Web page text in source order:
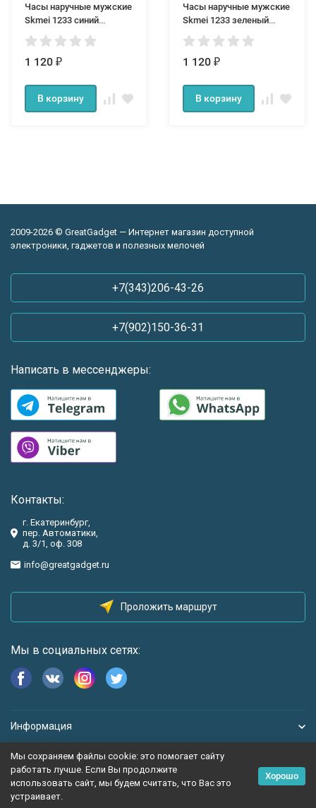
Часы наручные мужские
Skmei 1233 синий
камуфляж
1 120 ₽
В корзину
Часы наручные мужские
Skmei 1233 зеленый
камуфляж
1 120 ₽
В корзину
2009-2026 © GreatGadget — Интернет магазин доступной
электроники, гаджетов и полезных мелочей
+7(343)206-43-26
+7(902)150-36-31
Написать в мессенджеры:
Контакты:
г. Екатеринбург,
пер. Автоматики,
д. 3/1, оф. 308
info@greatgadget.ru
Проложить маршрут
Мы в социальных сетях:
Информация
Мы сохраняем файлы cookie: это помогает сайту
работать лучше. Если Вы продолжите
использовать сайт, мы будем считать, что Вас это
устраивает.
Хорошо